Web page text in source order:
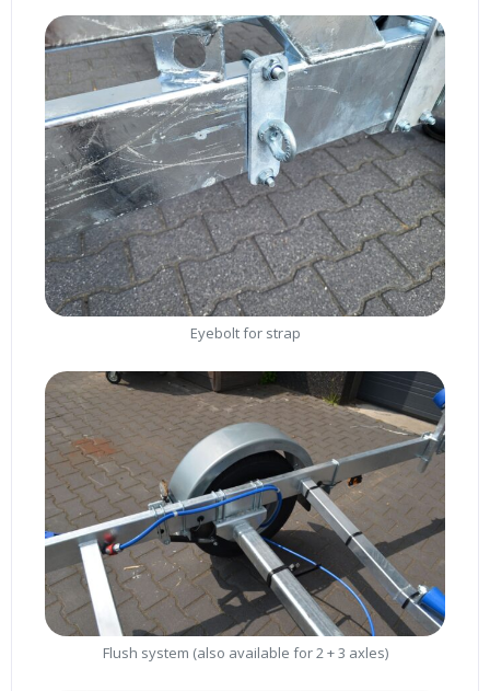
Eyebolt for strap
Flush system (also available for 2 + 3 axles)